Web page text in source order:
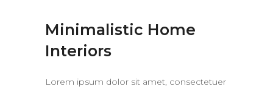
Minimalistic Home
Interiors
Lorem ipsum dolor sit amet, consectetuer